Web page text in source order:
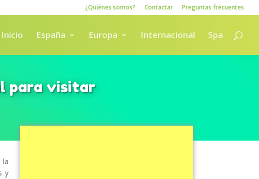
¿Quiénes somos? Contactar Preguntas frecuentes
Inicio España Europa Internacional Spa
para visitar
la
y